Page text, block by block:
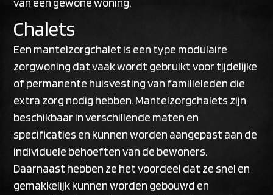
Chalets
Een mantelzorgchalet is een type modulaire
zorgwoning dat vaak wordt gebruikt voor tijdelijke
of permanente huisvesting van familieleden die
extra zorg nodig hebben. Mantelzorgchalets zijn
beschikbaar in verschillende maten en
specificaties en kunnen worden aangepast aan de
individuele behoeften van de bewoners.
Daarnaast hebben ze het voordeel dat ze snel en
gemakkelijk kunnen worden gebouwd en